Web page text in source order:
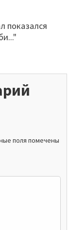
показался
поля помечены